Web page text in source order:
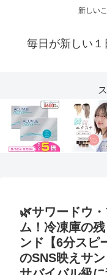
新しい
毎日が新しい１
🌿サワードウ
ム！冷凍庫の
ンド【6分スピ
のSNS映えサ